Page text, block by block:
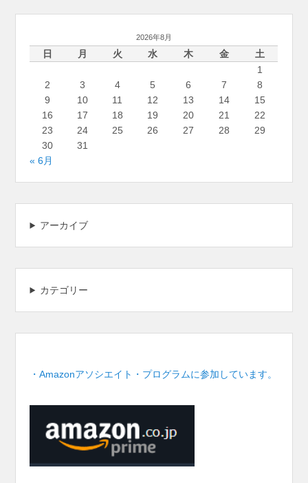
2026年8月
日 月 火 水 木 金
土
1
2
3 4 5 6 7
8
9
10 11 12 13 14
15
16
17 18 19 20 21
22
23
24 25 26 27 28
29
30
31
« 6月
アーカイブ
カテゴリー
・Amazonアソシエイト・プログラムに参加しています。